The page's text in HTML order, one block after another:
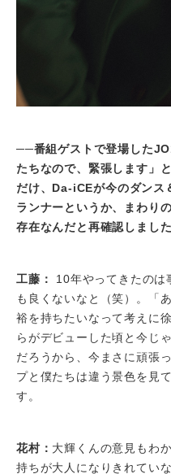
──番組ゲストで登場した
たちなので、緊張します」
だけ、Da-iCEが今のダンス
ランナーというか、まわり
存在なんだと再確認しました
工藤：
10年やってきたのは
も良くないなと（笑）。「
裕を持ちたいなって考えに
らがデビューした頃と今じ
だろうから、今まさに頑張
プと僕たちは違う景色を見
す。
花村： 大輝くんの意見もわ
持ちが大人になりきれてい